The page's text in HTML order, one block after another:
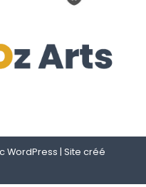
WordPress | Site créé